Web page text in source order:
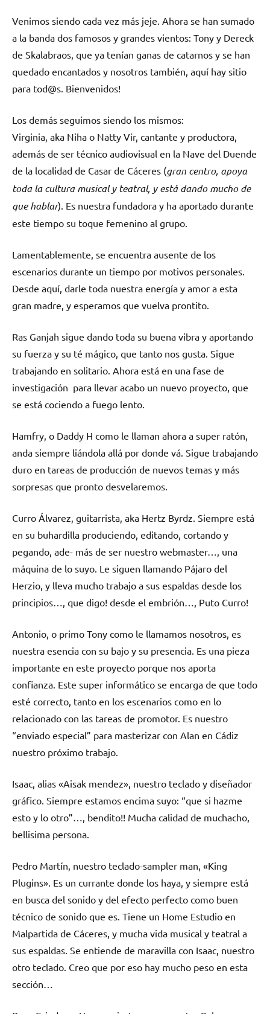
Venimos siendo cada vez más jeje. Ahora se han sumado
a la banda dos famosos y grandes vientos: Tony y Dereck
de Skalabraos, que ya tenían ganas de catarnos y se han
quedado encantados y nosotros también, aquí hay sitio
para tod@s. Bienvenidos!
Los demás seguimos siendo los mismos:
Virginia, aka Niha o Natty Vir, cantante y productora,
además de ser técnico audiovisual en la Nave del Duende
de la localidad de Casar de Cáceres (gran centro, apoya
toda la cultura musical y teatral, y está dando mucho de
que hablar). Es nuestra fundadora y ha aportado durante
este tiempo su toque femenino al grupo.
Lamentablemente, se encuentra ausente de los
escenarios durante un tiempo por motivos personales.
Desde aquí, darle toda nuestra energía y amor a esta
gran madre, y esperamos que vuelva prontito.
Ras Ganjah sigue dando toda su buena vibra y aportando
su fuerza y su té mágico, que tanto nos gusta. Sigue
trabajando en solitario. Ahora está en una fase de
investigación para llevar acabo un nuevo proyecto, que
se está cociendo a fuego lento.
Hamfry, o Daddy H como le llaman ahora a super ratón,
anda siempre liándola allá por donde vá. Sigue trabajando
duro en tareas de producción de nuevos temas y más
sorpresas que pronto desvelaremos.
Curro Álvarez, guitarrista, aka Hertz Byrdz. Siempre está
en su buhardilla produciendo, editando, cortando y
pegando, ade- más de ser nuestro webmaster…, una
máquina de lo suyo. Le siguen llamando Pájaro del
Herzio, y lleva mucho trabajo a sus espaldas desde los
principios…, que digo! desde el embrión…, Puto Curro!
Antonio, o primo Tony como le llamamos nosotros, es
nuestra esencia con su bajo y su presencia. Es una pieza
importante en este proyecto porque nos aporta
confianza. Este super informático se encarga de que todo
esté correcto, tanto en los escenarios como en lo
relacionado con las tareas de promotor. Es nuestro
“enviado especial” para masterizar con Alan en Cádiz
nuestro próximo trabajo.
Isaac, alias «Aisak mendez», nuestro teclado y diseñador
gráfico. Siempre estamos encima suyo: “que si hazme
esto y lo otro”…, bendito!! Mucha calidad de muchacho,
bellisima persona.
Pedro Martín, nuestro teclado-sampler man, «King
Plugins». Es un currante donde los haya, y siempre está
en busca del sonido y del efecto perfecto como buen
técnico de sonido que es. Tiene un Home Estudio en
Malpartida de Cáceres, y mucha vida musical y teatral a
sus espaldas. Se entiende de maravilla con Isaac, nuestro
otro teclado. Creo que por eso hay mucho peso en esta
sección…